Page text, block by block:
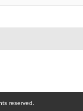
reserved.